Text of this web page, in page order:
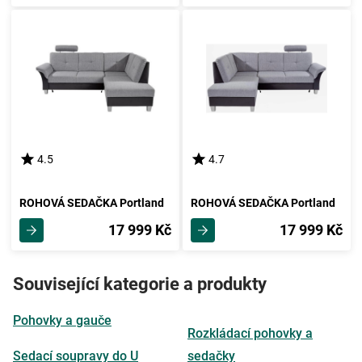
4.5
ROHOVÁ SEDAČKA Portland
17 999 Kč
4.7
ROHOVÁ SEDAČKA Portland
17 999 Kč
Související kategorie a produkty
Pohovky a gauče
Sedací soupravy do U
Rozkládací pohovky a
sedačky